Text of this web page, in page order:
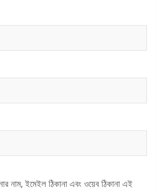
নাম, ইমেইল ঠিকানা এবং ওয়েব ঠিকানা এই